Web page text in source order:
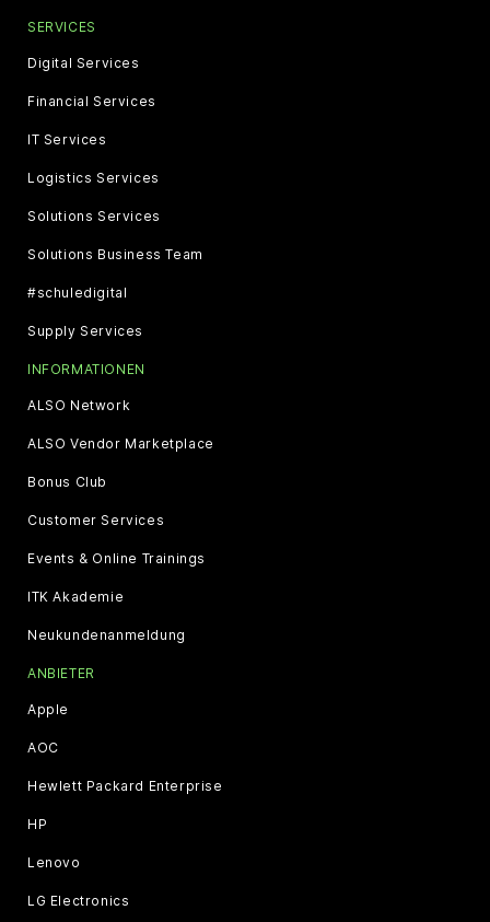
SERVICES
Digital Services
Financial Services
IT Services
Logistics Services
Solutions Services
Solutions Business Team
#schuledigital
Supply Services
INFORMATIONEN
ALSO Network
ALSO Vendor Marketplace
Bonus Club
Customer Services
Events & Online Trainings
ITK Akademie
Neukundenanmeldung
ANBIETER
Apple
AOC
Hewlett Packard Enterprise
HP
Lenovo
LG Electronics